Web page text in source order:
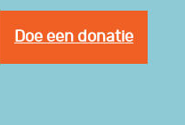
Doe een donatie